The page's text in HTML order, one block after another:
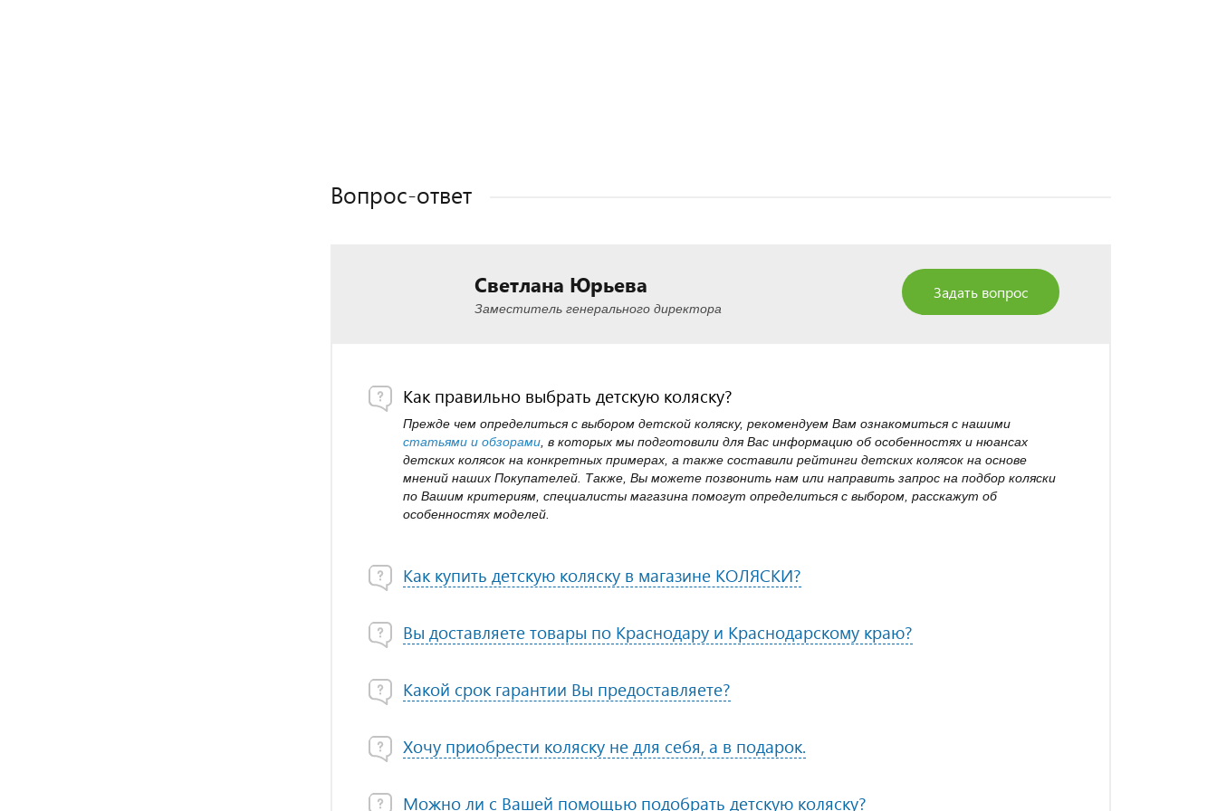
Вопрос-ответ
Светлана Юрьева
Заместитель генерального директора
Задать вопрос
Как правильно выбрать детскую коляску?
Прежде чем определиться с выбором детской коляску, рекомендуем Вам ознакомиться с нашими
статьями и обзорами , в которых мы подготовили для Вас информацию об особенностях и нюансах
детских колясок на конкретных примерах, а также составили рейтинги детских колясок на основе
мнений наших Покупателей. Также, Вы можете позвонить нам или направить запрос на подбор коляски
по Вашим критериям, специалисты магазина помогут определиться с выбором, расскажут об
особенностях моделей.
Как купить детскую коляску в магазине КОЛЯСКИ?
Вы доставляете товары по Краснодару и Краснодарскому краю?
Какой срок гарантии Вы предоставляете?
Хочу приобрести коляску не для себя, а в подарок.
Можно ли с Вашей помощью подобрать детскую коляску?